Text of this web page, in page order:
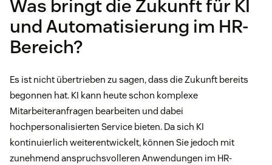
Was bringt die Zukunft für KI
und Automatisierung im HR-
Bereich?
Es ist nicht übertrieben zu sagen, dass die Zukunft bereits
begonnen hat. KI kann heute schon komplexe
Mitarbeiteranfragen bearbeiten und dabei
hochpersonalisierten Service bieten. Da sich KI
kontinuierlich weiterentwickelt, können Sie jedoch mit
zunehmend anspruchsvolleren Anwendungen im HR-